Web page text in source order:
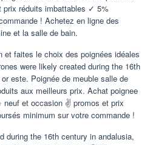
réduits imbattables ✓ 5%
! Achetez en ligne des
et la salle de bain.
et faites le choix des poignées idéales
were likely created during the 16th
este. Poignée de meuble salle de
aux meilleurs prix. Achat poignee
neuf et occasion ✌ promos et prix
minimum sur votre commande !